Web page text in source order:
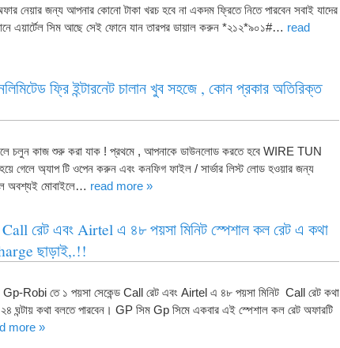
নেয়ার জন্য আপনার কোনো টাকা খরচ হবে না একদম ফ্রিতে নিতে পারবেন সবাই যাদের
এয়ার্টেল সিম আছে সেই ফোনে যান তারপর ডায়াল করুন *২১২*৯০১#… read
ফ্রি ইন্টারনেট চালান খুব সহজে , কোন প্রকার অতিরিক্ত
চলুন কাজ শুরু করা যাক ! প্রথমে , আপনাকে ডাউনলোড করতে হবে WIRE TUN
গেলে অ্যাপ টি ওপেন করুন এবং কনফিগ ফাইল / সার্ভার লিস্ট লোড হওয়ার জন্য
অবশ্যই মোবাইলে… read more »
রেট এবং Airtel এ ৪৮ পয়সা মিনিট স্পেশাল কল রেট এ কথা
ছাড়াই,.!!
Robi তে ১ পয়সা সেকেন্ড Call রেট এবং Airtel এ ৪৮ পয়সা মিনিট Call রেট কথা
ঘন্টায় কথা বলতে পারবেন। GP সিম Gp সিমে একবার এই স্পেশাল কল রেট অফারটি
more »